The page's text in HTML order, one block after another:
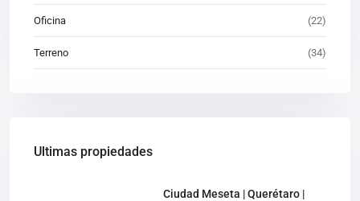
Oficina (22)
Terreno (34)
Ultimas propiedades
Ciudad Meseta | Querétaro |